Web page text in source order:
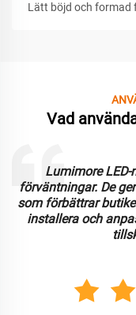
Lätt böjd och formad
Vad
Lumimore
förväntningar. De
som förbättrar
installera och